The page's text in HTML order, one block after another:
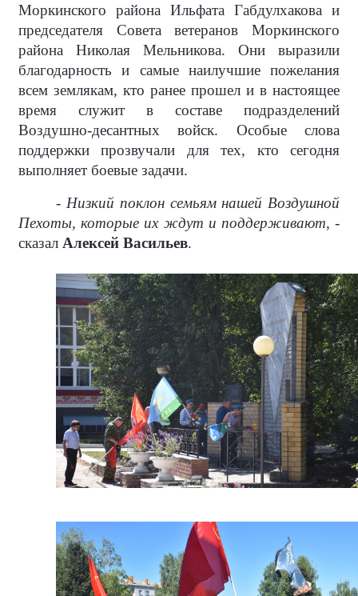
Моркинского района Ильфата Габдулхакова и
председателя Совета ветеранов Моркинского
района Николая Мельникова. Они выразили
благодарность и самые наилучшие пожелания
всем землякам, кто ранее прошел и в настоящее
время служит в составе подразделений
Воздушно-десантных войск. Особые слова
поддержки прозвучали для тех, кто сегодня
выполняет боевые задачи.
- Низкий поклон семьям нашей Воздушной
Пехоты, которые их ждут и поддерживают, -
сказал Алексей Васильев.